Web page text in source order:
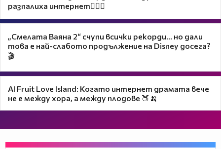
разпалиха интернет❤️‍🔥🔥
„Смелата Ваяна 2“ счупи всички рекорди... но дали
това е най-слабото продължение на Disney досега?
🎬
AI Fruit Love Island: Когато интернет драмата вече
не е между хора, а между плодове 🍑🍌